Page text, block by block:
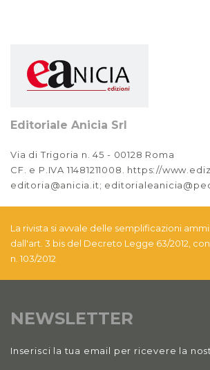
Editoriale Anicia Srl
Via di Trigoria n. 45 - 00128 Roma
CF. e P.IVA 11481211008. https://
editoria@anicia.it;
La rivista si avvale delle semplificazioni
dall'art. 3 bis del Decreto Legge 63/2012,
n. 103/2012
NEWSLETTER
Inserisci la tua email per ricevere la